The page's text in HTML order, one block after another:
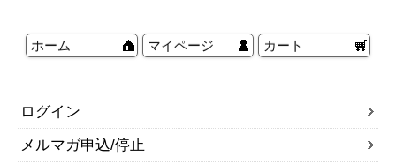
ホーム マイページ カート
ログイン
メルマガ申込/停止